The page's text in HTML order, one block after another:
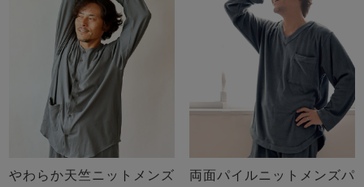
やわらか天竺ニットメンズ
両面パイルニットメンズパ